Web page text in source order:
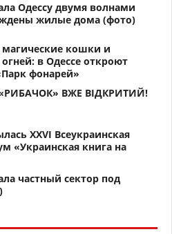
Одессу двумя волнами
жилые дома (фото)
кошки и
в Одессе откроют
фонарей»
ВЖЕ ВІДКРИТИЙ!
XXVI Всеукраинская
«Украинская книга на
частный сектор под